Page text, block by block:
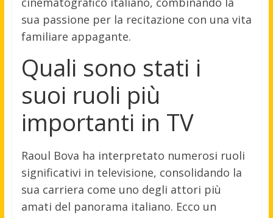
sua passione per la recitazione con una vita
familiare appagante.
Quali sono stati i
suoi ruoli più
importanti in TV
Raoul Bova ha interpretato numerosi ruoli
significativi in televisione, consolidando la
sua carriera come uno degli attori più
amati del panorama italiano. Ecco un